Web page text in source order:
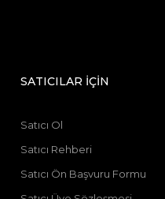
SATICILAR İÇİN
Satıcı Ol
Satıcı Rehberi
Satıcı Ön Başvuru Formu